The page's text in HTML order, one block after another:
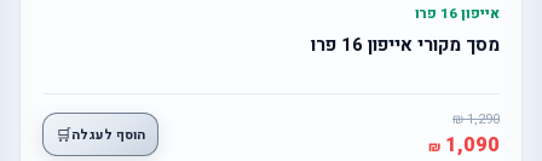
אייפון 16 פרו
מסך מקורי אייפון 16 פרו
1,290
1,090 הוסף לעגלה🛒